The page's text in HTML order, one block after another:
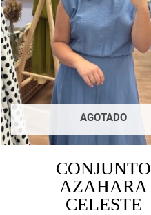
AGOTADO
CONJUNTO
AZAHARA
CELESTE